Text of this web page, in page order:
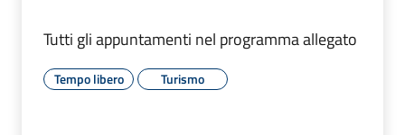
Tutti gli appuntamenti nel programma allegato
Tempo libero Turismo